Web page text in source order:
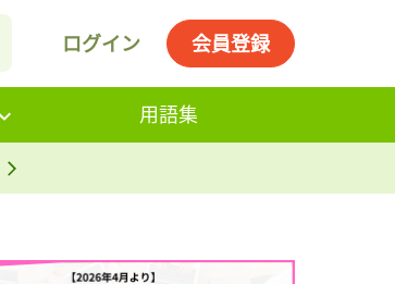
ログイン 会員登録
用語集